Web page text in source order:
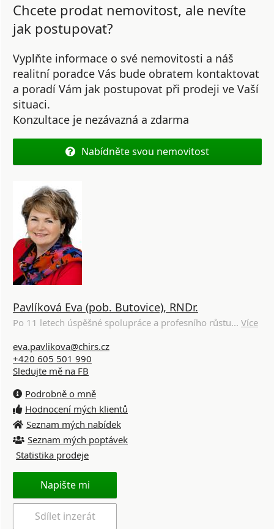
Chcete prodat nemovitost, ale nevíte
jak postupovat?
Vyplňte informace o své nemovitosti a náš
realitní poradce Vás bude obratem kontaktovat
a poradí Vám jak postupovat při prodeji ve Vaší
situaci.
Konzultace je nezávazná a zdarma
Nabídněte svou nemovitost
Pavlíková Eva (pob. Butovice), RNDr.
Po 11 letech úspěšné spolupráce a profesního růstu... Více
eva.pavlikova@chirs.cz
+420 605 501 990
Sledujte mě na FB
Podrobně o mně
Hodnocení mých klientů
Seznam mých nabídek
Seznam mých poptávek
Statistika prodeje
Napište mi
Sdílet inzerát